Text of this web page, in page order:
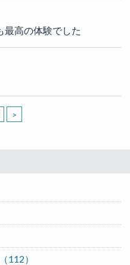
最高の体験でした
>
112）